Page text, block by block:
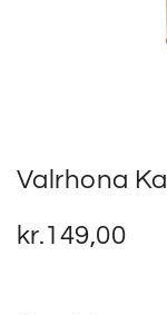
Valrhona
kr.149,00